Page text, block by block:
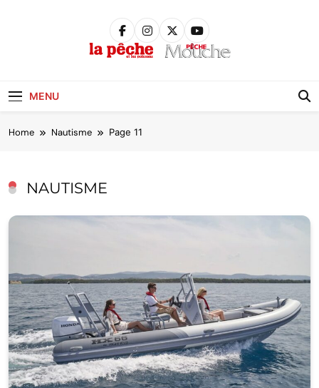
MENU
Home Nautisme Page 11
NAUTISME